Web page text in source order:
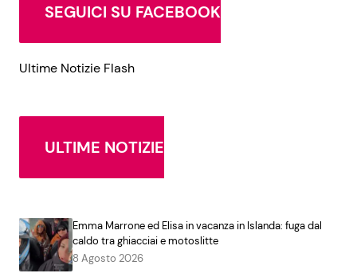
SEGUICI SU FACEBOOK
Ultime Notizie Flash
ULTIME NOTIZIE
Emma Marrone ed Elisa in vacanza in Islanda: fuga dal
caldo tra ghiacciai e motoslitte
8 Agosto 2026